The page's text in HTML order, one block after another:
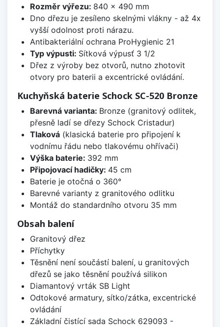
Rozměr výřezu: 840 x 490 mm
Dno dřezu je zesíleno skelnými vlákny - až 4x
vyšší odolnost proti nárazu.
Antibakteriální ochrana ProHygienic 21
Typ výpusti: Sítková výpusť 3 1/2
Dřez z výroby bez otvorů, nutno zhotovit
otvory pro baterii a excentrické ovládání.
Kuchyňská baterie Schock SC-520 Bronze
Barevná varianta: Bronze (granitový odlitek,
přesně ladí se dřezy Schock Cristadur)
Tlaková(klasická baterie pro připojení k
vodnímu řádu nebo tlakovému ohřívači)
Výška baterie: 392 mm
Připojovací hadičky: 45 cm
Baterie je otočná o 360°
Barevné varianty z granitového odlitku
Montáž do standardního otvoru 35 mm
Obsah balení
Granitový dřez
Příchytky
Těsnění není součástí balení, u granitových
dřezů se jako těsnění používá silikon
Diamantový vrták SB Light
Odtokové armatury, sítko/zátka, excentrické
ovládání
Základní čistící sada Schock 629093 -